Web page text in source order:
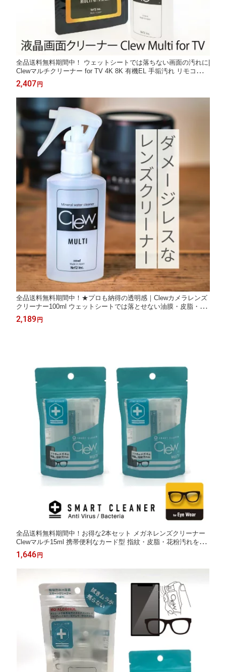
全品送料無料期間中！ ウェットシートでは落ちない画面の汚れに|
Clewマルチクリーナー for TV 4K 8K 有機EL 手垢汚れ リモコン
コントローラー 雑菌 パソコン 液晶画面 テレビ 手汗 拭き跡 時計
クリーナー 液晶画面クリーナー 大画面
2,407 円
全品送料無料期間中！★プロも納得の透明感｜Clewカメラレンズ
クリーナー100ml ウェットシートでは落とせない油膜・皮脂・手
垢を除去 カメラ本体・レンズ・液晶モニターに最適
2,189 円
全品送料無料期間中！お得な2本セット メガネレンズクリーナー
Clewマルチ15ml 携帯便利なカード型 指紋・皮脂・花粉汚れをス
ッキリ除去 曇り止め効果 飲用できるほど安全 無香料 アルコール
不使用 外出先やオフィスに
1,646 円